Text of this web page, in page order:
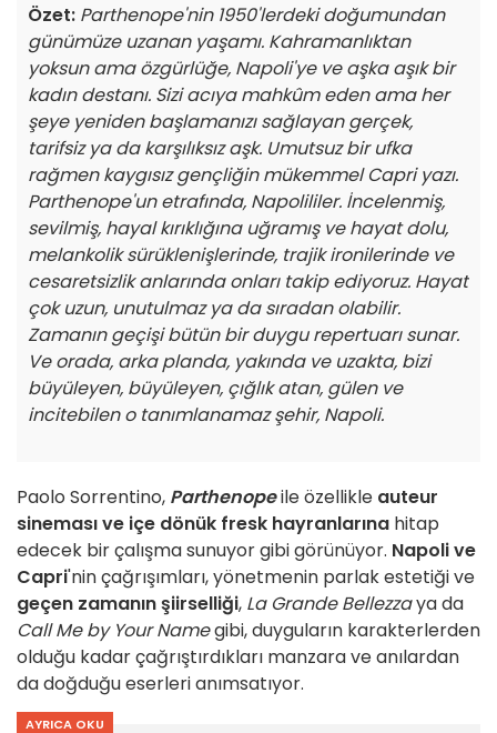
Özet: Parthenope'nin 1950'lerdeki doğumundan
günümüze uzanan yaşamı. Kahramanlıktan
yoksun ama özgürlüğe, Napoli'ye ve aşka aşık bir
kadın destanı. Sizi acıya mahkûm eden ama her
şeye yeniden başlamanızı sağlayan gerçek,
tarifsiz ya da karşılıksız aşk. Umutsuz bir ufka
rağmen kaygısız gençliğin mükemmel Capri yazı.
Parthenope'un etrafında, Napolililer. İncelenmiş,
sevilmiş, hayal kırıklığına uğramış ve hayat dolu,
melankolik sürüklenişlerinde, trajik ironilerinde ve
cesaretsizlik anlarında onları takip ediyoruz. Hayat
çok uzun, unutulmaz ya da sıradan olabilir.
Zamanın geçişi bütün bir duygu repertuarı sunar.
Ve orada, arka planda, yakında ve uzakta, bizi
büyüleyen, büyüleyen, çığlık atan, gülen ve
incitebilen o tanımlanamaz şehir, Napoli.
Paolo Sorrentino, Parthenopeile özellikle auteur
sineması ve içe dönük fresk hayranlarına hitap
edecek bir çalışma sunuyor gibi görünüyor. Napoli ve
Capri'nin çağrışımları, yönetmenin parlak estetiği ve
geçen zamanın şiirselliği, La Grande Bellezzaya da
Call Me by Your Namegibi, duyguların karakterlerden
olduğu kadar çağrıştırdıkları manzara ve anılardan
da doğduğu eserleri anımsatıyor.
AYRICA OKU